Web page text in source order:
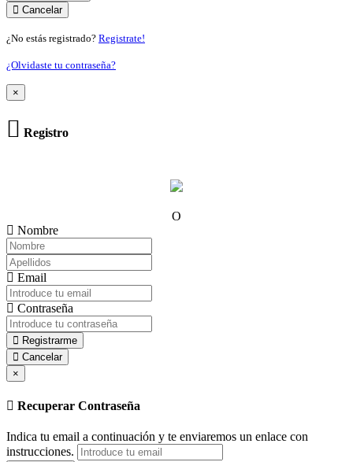
Cancelar
¿No estás registrado? Registrate!
¿Olvidaste tu contraseña?
×
Registro
O
Nombre
Email
Contraseña
Registrarme
Cancelar
×
Recuperar Contraseña
Indica tu email a continuación y te enviaremos un enlace con
instrucciones.